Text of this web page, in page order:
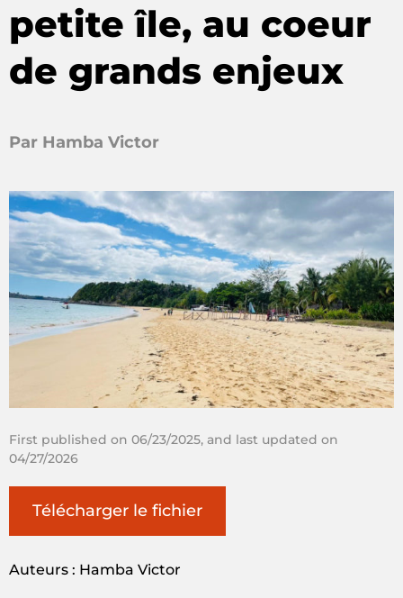
petite île, au coeur
de grands enjeux
Par Hamba Victor
First published on 06/23/2025, and last updated on
04/27/2026
Télécharger le fichier
Auteurs : Hamba Victor